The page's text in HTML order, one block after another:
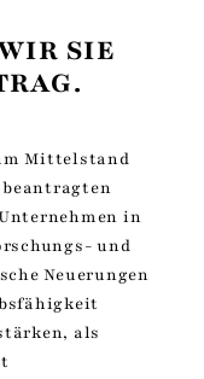
SIE
Mittelstand
in
und
Neuerungen
als